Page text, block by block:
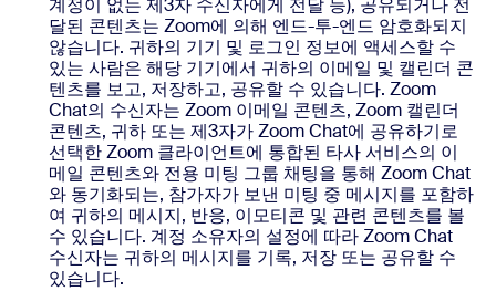
계정이 없는 제3자 수신자에게 전달 등), 공유되거나 전
달된 콘텐츠는 Zoom에 의해 엔드-투-엔드 암호화되지
않습니다. 귀하의 기기 및 로그인 정보에 액세스할 수
있는 사람은 해당 기기에서 귀하의 이메일 및 캘린더 콘
텐츠를 보고, 저장하고, 공유할 수 있습니다. Zoom
Chat의 수신자는 Zoom 이메일 콘텐츠, Zoom 캘린더
콘텐츠, 귀하 또는 제3자가 Zoom Chat에 공유하기로
선택한 Zoom 클라이언트에 통합된 타사 서비스의 이
메일 콘텐츠와 전용 미팅 그룹 채팅을 통해 Zoom Chat
와 동기화되는, 참가자가 보낸 미팅 중 메시지를 포함하
여 귀하의 메시지, 반응, 이모티콘 및 관련 콘텐츠를 볼
수 있습니다. 계정 소유자의 설정에 따라 Zoom Chat
수신자는 귀하의 메시지를 기록, 저장 또는 공유할 수
있습니다.